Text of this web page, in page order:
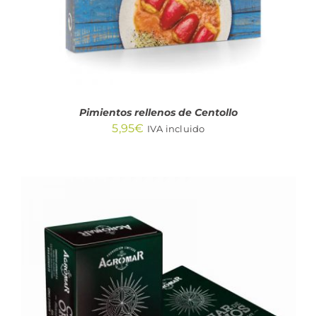
Pimientos rellenos de Centollo
5,95€ IVA incluido
AÑADIR AL CARRITO
/